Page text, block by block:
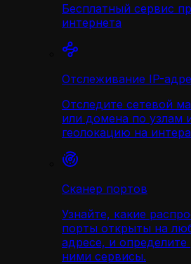
Бесплатный сервис
интернета
Отслеживание IP-
Отследите сетевой
или домена по узлам
геолокацию на
Сканер портов
Узнайте, какие
порты открыты на
адресе, и
ними сервисы.